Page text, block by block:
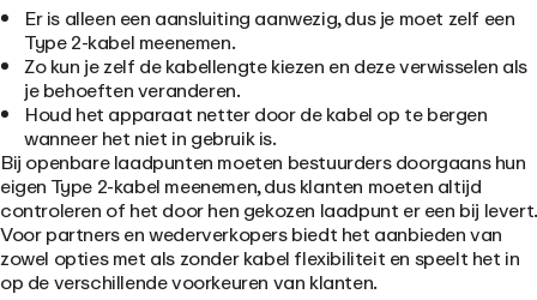
Er is alleen een aansluiting aanwezig, dus je moet zelf een
Type 2-kabel meenemen.
Zo kun je zelf de kabellengte kiezen en deze verwisselen als
je behoeften veranderen.
Houd het apparaat netter door de kabel op te bergen
wanneer het niet in gebruik is.
Bij openbare laadpunten moeten bestuurders doorgaans hun
eigen Type 2-kabel meenemen, dus klanten moeten altijd
controleren of het door hen gekozen laadpunt er een bij levert.
Voor partners en wederverkopers biedt het aanbieden van
zowel opties met als zonder kabel flexibiliteit en speelt het in
op de verschillende voorkeuren van klanten.